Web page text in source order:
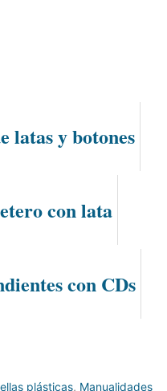
latas y botones
con lata
con CDs
plásticas, Manualidades